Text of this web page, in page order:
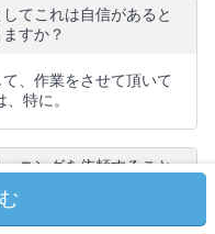
てこれは自信があると
すか？
、作業をさせて頂いて
特に。
ニングを依頼すること
かりますか？